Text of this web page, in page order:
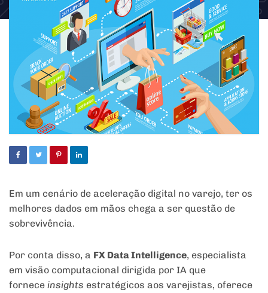
Em um cenário de aceleração digital no varejo, ter os
melhores dados em mãos chega a ser questão de
sobrevivência.
Por conta disso, a FX Data Intelligence, especialista
em visão computacional dirigida por IA que
fornece insights estratégicos aos varejistas, oferece